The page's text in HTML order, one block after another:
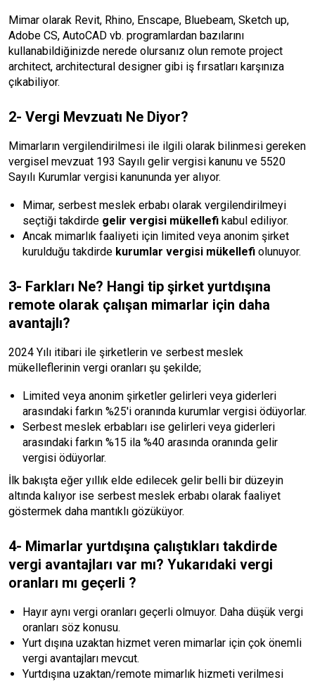
Mimar olarak Revit, Rhino, Enscape, Bluebeam, Sketch up,
Adobe CS, AutoCAD vb. programlardan bazılarını
kullanabildiğinizde nerede olursanız olun remote project
architect, architectural designer gibi iş fırsatları karşınıza
çıkabiliyor.
2- Vergi Mevzuatı Ne Diyor?
Mimarların vergilendirilmesi ile ilgili olarak bilinmesi gereken
vergisel mevzuat 193 Sayılı gelir vergisi kanunu ve 5520
Sayılı Kurumlar vergisi kanununda yer alıyor.
Mimar, serbest meslek erbabı olarak vergilendirilmeyi
seçtiği takdirde gelir vergisi mükellefi kabul ediliyor.
Ancak mimarlık faaliyeti için limited veya anonim şirket
kurulduğu takdirde kurumlar vergisi mükellefi olunuyor.
3- Farkları Ne? Hangi tip şirket yurtdışına
remote olarak çalışan mimarlar için daha
avantajlı?
2024 Yılı itibari ile şirketlerin ve serbest meslek
mükelleflerinin vergi oranları şu şekilde;
Limited veya anonim şirketler gelirleri veya giderleri
arasındaki farkın %25'i oranında kurumlar vergisi ödüyorlar.
Serbest meslek erbabları ise gelirleri veya giderleri
arasındaki farkın %15 ila %40 arasında oranında gelir
vergisi ödüyorlar.
İlk bakışta eğer yıllık elde edilecek gelir belli bir düzeyin
altında kalıyor ise serbest meslek erbabı olarak faaliyet
göstermek daha mantıklı gözüküyor.
4- Mimarlar yurtdışına çalıştıkları takdirde
vergi avantajları var mı? Yukarıdaki vergi
oranları mı geçerli ?
Hayır aynı vergi oranları geçerli olmuyor. Daha düşük vergi
oranları söz konusu.
Yurt dışına uzaktan hizmet veren mimarlar için çok önemli
vergi avantajları mevcut.
Yurtdışına uzaktan/remote mimarlık hizmeti verilmesi